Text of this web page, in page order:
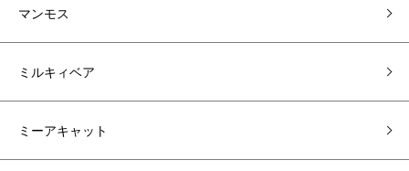
マンモス
ミルキィベア
ミーアキャット